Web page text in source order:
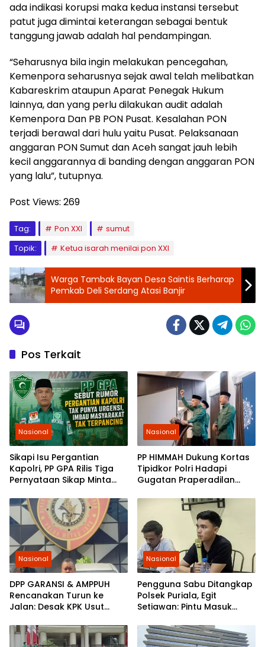
ada indikasi korupsi maka kedua instansi tersebut
patut juga dimintai keterangan sebagai bentuk
tanggung jawab adalah hal pendampingan.
“Seharusnya bila ingin melakukan pencegahan,
Kemenpora seharusnya sejak awal telah melibatkan
Kabareskrim ataupun Aparat Penegak Hukum
lainnya, dan yang perlu dilakukan audit adalah
Kemenpora Dan PB PON Pusat. Kesalahan PON
terjadi berawal dari hulu yaitu Pusat. Pelaksanaan
anggaran PON Sumut dan Aceh sangat jauh lebih
kecil anggarannya di banding dengan anggaran PON
yang lalu”, tutupnya.
Post Views: 269
Tag: Pon XXI
sumut
Topik:
Ketua isarah menilai pon XXI
Warga Tambak Bayan Desa Saintis Berharap
Pemkab Deli Serdang Atasi Banjir
Pos Terkait
Nasional
Sikapi Isu Pergantian
Kapolri, PP GPA Rilis Tiga
Pernyataan Sikap Minta
Nasional
PP HIMMAH Dukung Kortas
Tipidkor Polri Hadapi
Gugatan Praperadilan
Nasional
DPP GARANSI & AMPPUH
Rencanakan Turun ke
Jalan: Desak KPK Usut
Gembok Rp92,5 Miliar
Ditjenpas
Nasional
Pengguna Sabu Ditangkap
Polsek Puriala, Egit
Setiawan: Pintu Masuk